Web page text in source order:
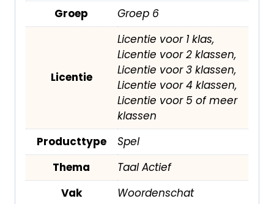
Groep Groep 6
Licentie
Licentie voor 1 klas,
Licentie voor 2 klassen,
Licentie voor 3 klassen,
Licentie voor 4 klassen,
Licentie voor 5 of meer
klassen
Producttype
Spel
Thema
Taal Actief
Vak
Woordenschat